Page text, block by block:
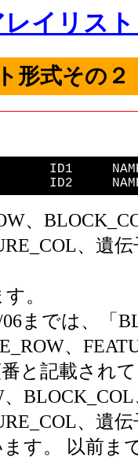
レイリス
形式その２
1	1	1	2
、
、遺
。
までは、「
、
と記載され
、遺
す。 以前ま